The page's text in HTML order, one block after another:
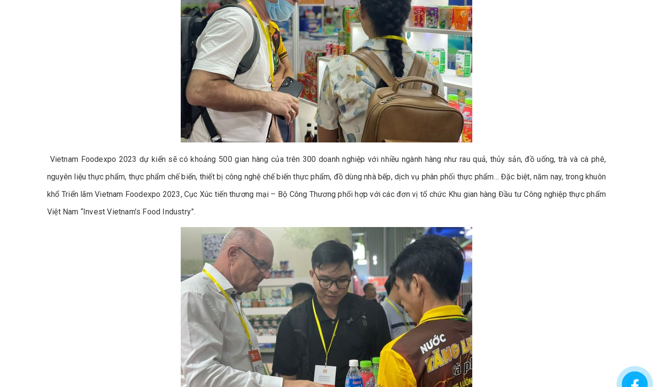
Vietnam Foodexpo 2023 dự kiến sẽ có khoảng 500 gian hàng của trên 300 doanh nghiệp với nhiều ngành hàng như rau quả, thủy sản, đồ uống, trà và cà phê,
nguyên liệu thực phẩm, thực phẩm chế biến, thiết bị công nghệ chế biến thực phẩm, đồ dùng nhà bếp, dịch vụ phân phối thực phẩm… Đặc biệt, năm nay, trong khuôn
khổ Triển lãm Vietnam Foodexpo 2023, Cục Xúc tiến thương mại – Bộ Công Thương phối hợp với các đơn vị tổ chức Khu gian hàng Đầu tư Công nghiệp thực phẩm
Việt Nam “Invest Vietnam’s Food Industry”.